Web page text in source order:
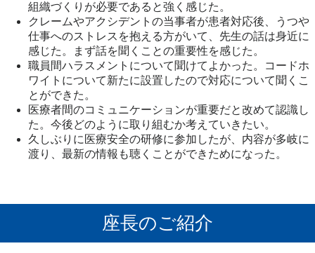
組織づくりが必要であると強く感じた。
クレームやアクシデントの当事者が患者対応後、うつや
仕事へのストレスを抱える方がいて、先生の話は身近に
感じた。まず話を聞くことの重要性を感じた。
職員間ハラスメントについて聞けてよかった。コードホ
ワイトについて新たに設置したので対応について聞くこ
とができた。
医療者間のコミュニケーションが重要だと改めて認識し
た。今後どのように取り組むか考えていきたい。
久しぶりに医療安全の研修に参加したが、内容が多岐に
渡り、最新の情報も聴くことができためになった。
座長のご紹介